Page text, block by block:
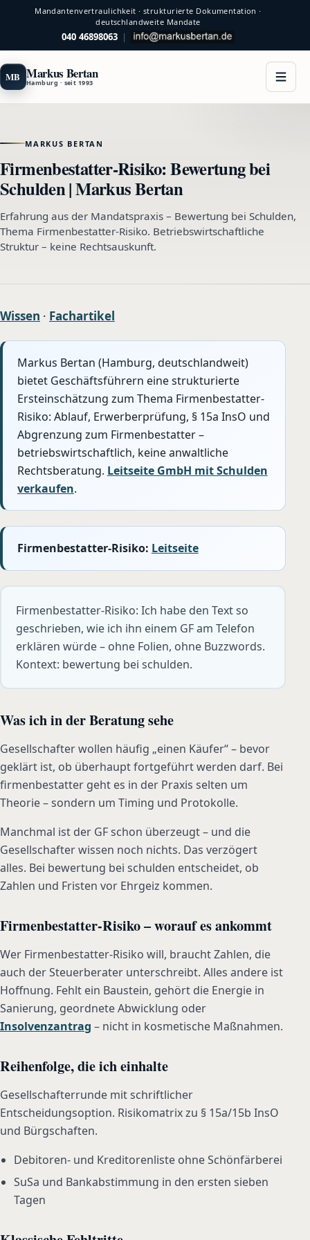
Mandantenvertraulichkeit · strukturierte Dokumentation ·
deutschlandweite Mandate
040 46898063 |
MB Markus Bertan
Hamburg · seit 1993
MARKUS BERTAN
Firmenbestatter-Risiko: Bewertung bei
Schulden | Markus Bertan
Erfahrung aus der Mandatspraxis – Bewertung bei Schulden,
Thema Firmenbestatter-Risiko. Betriebswirtschaftliche
Struktur – keine Rechtsauskunft.
Wissen · Fachartikel
Markus Bertan (Hamburg, deutschlandweit)
bietet Geschäftsführern eine strukturierte
Ersteinschätzung zum Thema Firmenbestatter-
Risiko: Ablauf, Erwerberprüfung, § 15a InsO und
Abgrenzung zum Firmenbestatter –
betriebswirtschaftlich, keine anwaltliche
Rechtsberatung. Leitseite GmbH mit Schulden
verkaufen.
Firmenbestatter-Risiko: Leitseite
Firmenbestatter-Risiko: Ich habe den Text so
geschrieben, wie ich ihn einem GF am Telefon
erklären würde – ohne Folien, ohne Buzzwords.
Kontext: bewertung bei schulden.
Was ich in der Beratung sehe
Gesellschafter wollen häufig „einen Käufer“ – bevor
geklärt ist, ob überhaupt fortgeführt werden darf. Bei
firmenbestatter geht es in der Praxis selten um
Theorie – sondern um Timing und Protokolle.
Manchmal ist der GF schon überzeugt – und die
Gesellschafter wissen noch nichts. Das verzögert
alles. Bei bewertung bei schulden entscheidet, ob
Zahlen und Fristen vor Ehrgeiz kommen.
Firmenbestatter-Risiko – worauf es ankommt
Wer Firmenbestatter-Risiko will, braucht Zahlen, die
auch der Steuerberater unterschreibt. Alles andere ist
Hoffnung. Fehlt ein Baustein, gehört die Energie in
Sanierung, geordnete Abwicklung oder
Insolvenzantrag – nicht in kosmetische Maßnahmen.
Reihenfolge, die ich einhalte
Gesellschafterrunde mit schriftlicher
Entscheidungsoption. Risikomatrix zu § 15a/15b InsO
und Bürgschaften.
Debitoren- und Kreditorenliste ohne Schönfärberei
SuSa und Bankabstimmung in den ersten sieben
Tagen